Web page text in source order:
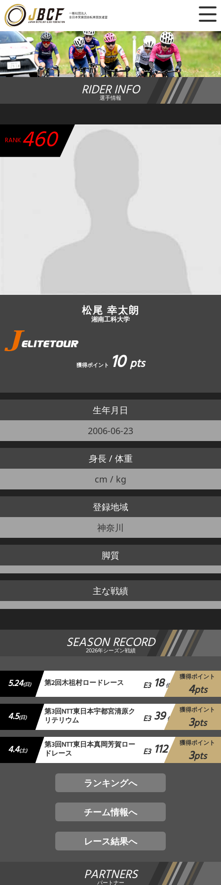
一般社団法人
全日本実業団自転車競技連盟
×
ニュース
レース日程
ランキング
チーム・選手
加盟・登録
エントリー
JBCF ROAD SERIESとは
RIDER INFO
選手情報
RANK460
松尾 幸太朗
湘南工科大学
獲得ポイント 10pts
生年月日
2006-06-23
身長 / 体重
cm / kg
登録地域
神奈川
脚質
主な戦績
SEASON RECORD
2026年シーズン戦績
5.24(日) 第2回木祖村ロードレース E3 18 位
獲得ポイント
4pts
4.5(日) 第3回NTT東日本宇都宮清原ク
リテリウム E3 39 位
獲得ポイント
3pts
4.4(土) 第3回NTT東日本真岡芳賀ロー
ドレース E3 112 位
獲得ポイント
3pts
ランキングへ
チーム情報へ
レース結果へ
PARTNERS
パートナー